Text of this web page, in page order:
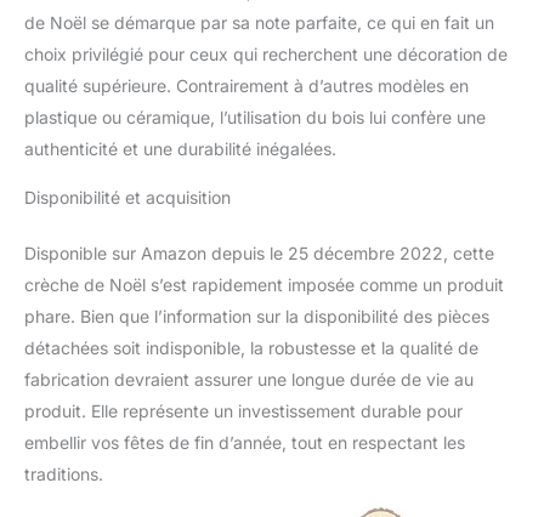
de Noël se démarque par sa note parfaite, ce qui en fait un
choix privilégié pour ceux qui recherchent une décoration de
qualité supérieure. Contrairement à d’autres modèles en
plastique ou céramique, l’utilisation du bois lui confère une
authenticité et une durabilité inégalées.
Disponibilité et acquisition
Disponible sur Amazon depuis le 25 décembre 2022, cette
crèche de Noël s’est rapidement imposée comme un produit
phare. Bien que l’information sur la disponibilité des pièces
détachées soit indisponible, la robustesse et la qualité de
fabrication devraient assurer une longue durée de vie au
produit. Elle représente un investissement durable pour
embellir vos fêtes de fin d’année, tout en respectant les
traditions.